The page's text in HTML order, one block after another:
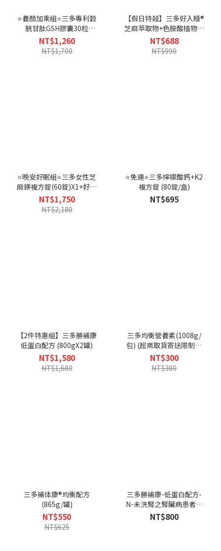
⭐養顏加乘組⭐三多專利穀
胱甘肽GSH膠囊30粒
X2+三多膠原蛋白 30包X1-
恕不折抵購物金
NT$1,260
NT$1,700
【假日特殺】三多好入睡®
芝麻萃取物+色胺酸植物性
膠囊 (60粒/盒)-恕不折抵
購物金
NT$688
NT$990
⭐晚安好眠組⭐三多女性芝
麻鎂複方錠(60錠)X1+好入
睡芝麻萃取物+色胺酸植物
性膠囊 (60粒)X2-恕不折抵
購物金
NT$1,750
NT$2,180
⭐免運⭐三多檸檬酸鈣+K2
複方錠 (80錠/盒)
NT$695
【2件特惠組】三多勝補康
低蛋白配方 (800gX2罐)
NT$1,580
NT$1,680
三多均衡營養素(1008g/
包) (超商取貨寄送限制最
多3袋，超過請選宅配)
NT$300
NT$380
三多補体康®均衡配方
(865g/罐)
NT$550
NT$625
三多勝補康-低蛋白配方-
N-未洗腎之腎臟病患者適
用(825g/罐)-可抵會員購
物金
NT$800